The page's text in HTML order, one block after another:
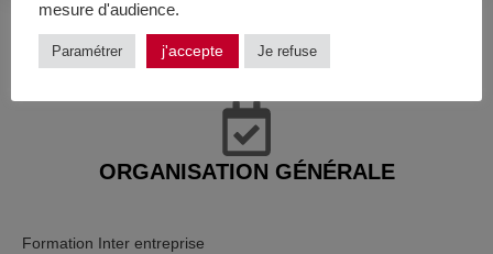
ORGANISATION GÉNÉRALE
Formation Inter entreprise
mesure d'audience.
Paramétrer j'accepte Je refuse